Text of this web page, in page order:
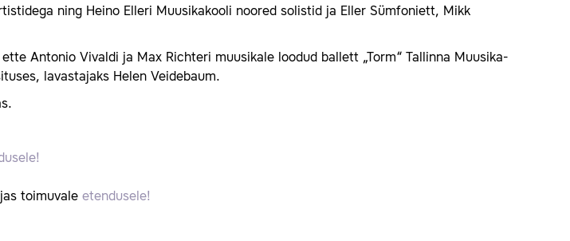
ning Heino Elleri Muusikakooli noored solistid ja Eller Sümfoniett, Mikk
Antonio Vivaldi ja Max Richteri muusikale loodud ballett „Torm“ Tallinna Muusika-
lavastajaks Helen Veidebaum.
toimuvale etendusele!